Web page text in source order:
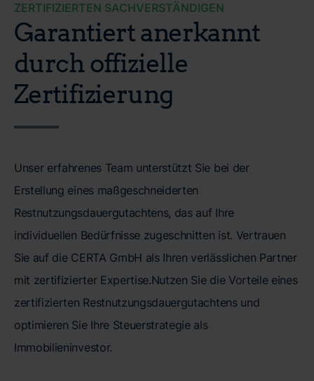
ZERTIFIZIERTEN SACHVERSTÄNDIGEN
Garantiert anerkannt
durch offizielle
Zertifizierung
Unser erfahrenes Team unterstützt Sie bei der
Erstellung eines maßgeschneiderten
Restnutzungsdauergutachtens, das auf Ihre
individuellen Bedürfnisse zugeschnitten ist. Vertrauen
Sie auf die CERTA GmbH als Ihren verlässlichen Partner
mit zertifizierter Expertise.Nutzen Sie die Vorteile eines
zertifizierten Restnutzungsdauergutachtens und
optimieren Sie Ihre Steuerstrategie als
Immobilieninvestor.